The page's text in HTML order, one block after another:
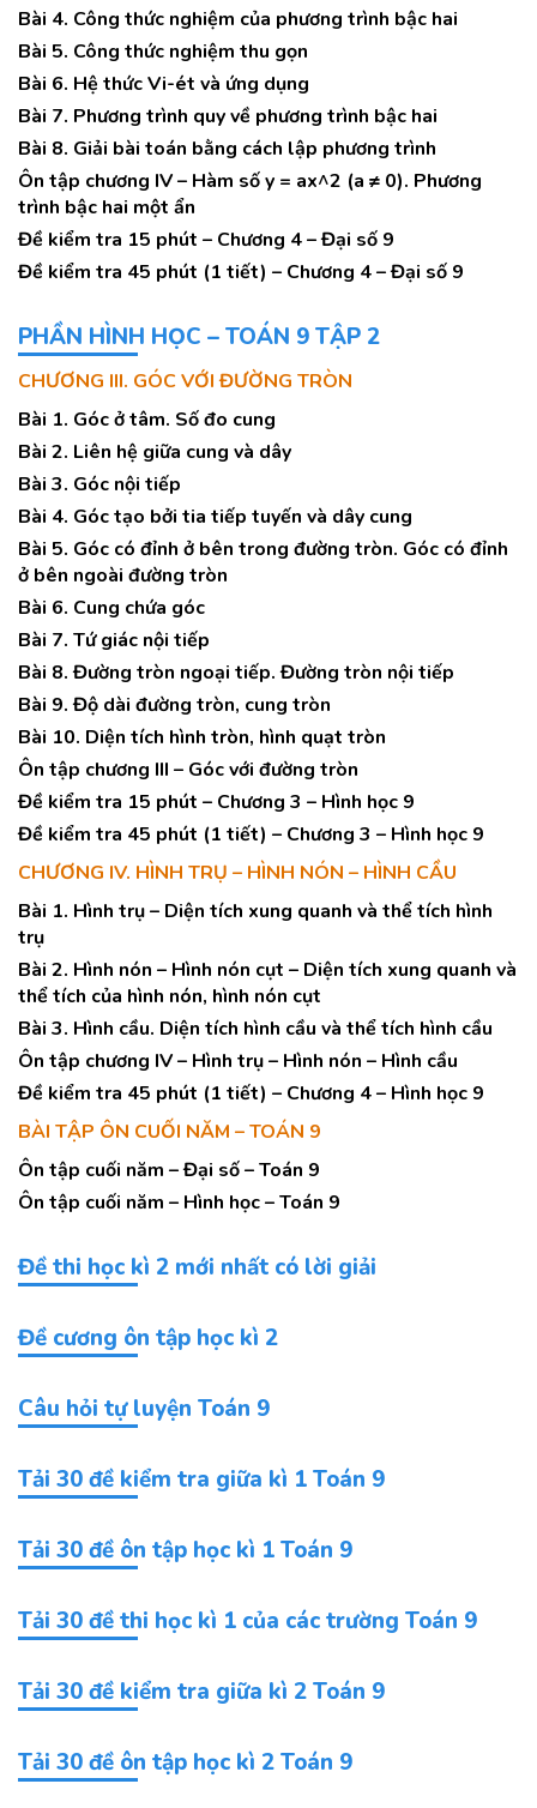
Bài 4. Công thức nghiệm của phương trình bậc hai
Bài 5. Công thức nghiệm thu gọn
Bài 6. Hệ thức Vi-ét và ứng dụng
Bài 7. Phương trình quy về phương trình bậc hai
Bài 8. Giải bài toán bằng cách lập phương trình
Ôn tập chương IV – Hàm số y = ax^2 (a ≠ 0). Phương
trình bậc hai một ẩn
Đề kiểm tra 15 phút – Chương 4 – Đại số 9
Đề kiểm tra 45 phút (1 tiết) – Chương 4 – Đại số 9
PHẦN HÌNH HỌC – TOÁN 9 TẬP 2
CHƯƠNG III. GÓC VỚI ĐƯỜNG TRÒN
Bài 1. Góc ở tâm. Số đo cung
Bài 2. Liên hệ giữa cung và dây
Bài 3. Góc nội tiếp
Bài 4. Góc tạo bởi tia tiếp tuyến và dây cung
Bài 5. Góc có đỉnh ở bên trong đường tròn. Góc có đỉnh
ở bên ngoài đường tròn
Bài 6. Cung chứa góc
Bài 7. Tứ giác nội tiếp
Bài 8. Đường tròn ngoại tiếp. Đường tròn nội tiếp
Bài 9. Độ dài đường tròn, cung tròn
Bài 10. Diện tích hình tròn, hình quạt tròn
Ôn tập chương III – Góc với đường tròn
Đề kiểm tra 15 phút – Chương 3 – Hình học 9
Đề kiểm tra 45 phút (1 tiết) – Chương 3 – Hình học 9
CHƯƠNG IV. HÌNH TRỤ – HÌNH NÓN – HÌNH CẦU
Bài 1. Hình trụ – Diện tích xung quanh và thể tích hình
trụ
Bài 2. Hình nón – Hình nón cụt – Diện tích xung quanh và
thể tích của hình nón, hình nón cụt
Bài 3. Hình cầu. Diện tích hình cầu và thể tích hình cầu
Ôn tập chương IV – Hình trụ – Hình nón – Hình cầu
Đề kiểm tra 45 phút (1 tiết) – Chương 4 – Hình học 9
BÀI TẬP ÔN CUỐI NĂM – TOÁN 9
Ôn tập cuối năm – Đại số – Toán 9
Ôn tập cuối năm – Hình học – Toán 9
Đề thi học kì 2 mới nhất có lời giải
Đề cương ôn tập học kì 2
Câu hỏi tự luyện Toán 9
Tải 30 đề kiểm tra giữa kì 1 Toán 9
Tải 30 đề ôn tập học kì 1 Toán 9
Tải 30 đề thi học kì 1 của các trường Toán 9
Tải 30 đề kiểm tra giữa kì 2 Toán 9
Tải 30 đề ôn tập học kì 2 Toán 9